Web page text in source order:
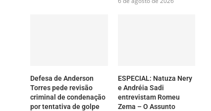
Defesa de Anderson
Torres pede revisão
criminal de condenação
por tentativa de golpe
ESPECIAL: Natuza Nery
e Andréia Sadi
entrevistam Romeu
Zema – O Assunto